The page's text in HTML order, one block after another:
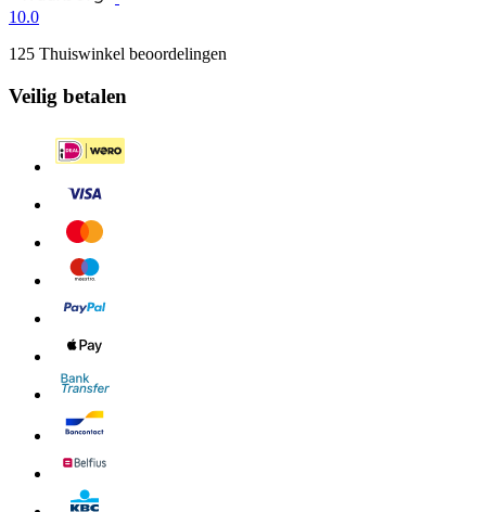
10.0
125 Thuiswinkel beoordelingen
Veilig betalen